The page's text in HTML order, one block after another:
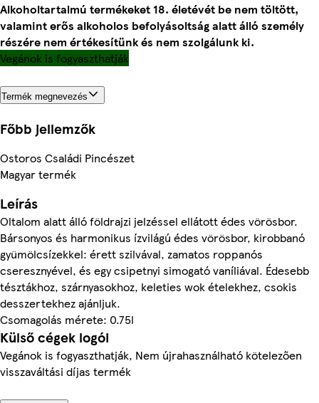
Alkoholtartalmú termékeket 18. életévét be nem töltött,
valamint erős alkoholos befolyásoltság alatt álló személy
részére nem értékesítünk és nem szolgálunk ki.
Vegánok is fogyaszthatják
Termék megnevezés
Főbb jellemzők
Ostoros Családi Pincészet
Magyar termék
Leírás
Oltalom alatt álló földrajzi jelzéssel ellátott édes vörösbor.
Bársonyos és harmonikus ízvilágú édes vörösbor, kirobbanó
gyümölcsízekkel: érett szilvával, zamatos roppanós
cseresznyével, és egy csipetnyi simogató vaníliával. Édesebb
tésztákhoz, szárnyasokhoz, keleties wok ételekhez, csokis
desszertekhez ajánljuk.
Csomagolás mérete: 0.75l
Külső cégek logói
Vegánok is fogyaszthatják, Nem újrahasználható kötelezően
visszaváltási díjas termék